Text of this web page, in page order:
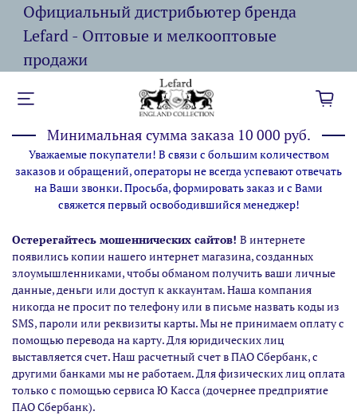
Официальный дистрибьютер бренда
Lefard - Оптовые и мелкооптовые
продажи
Минимальная сумма заказа 10 000 руб.
Уважаемые покупатели! В связи с большим количеством
заказов и обращений, операторы не всегда успевают отвечать
на Ваши звонки. Просьба, формировать заказ и с Вами
свяжется первый освободившийся менеджер!
Остерегайтесь мошеннических сайтов! В интернете
появились копии нашего интернет магазина,созданных
злоумышленниками, чтобы обманом получить ваши личные
данные, деньги или доступ к аккаунтам. Наша компания
никогда не просит по телефону или в письме назвать коды из
SMS, пароли или реквизиты карты. Мы не принимаем оплату с
помощью перевода на карту. Для юридических лиц
выставляется счет. Наш расчетный счет в ПАО Сбербанк, с
другими банками мы не работаем. Для физических лиц оплата
только с помощью сервиса Ю Касса (дочернее предприятие
ПАО Сбербанк).